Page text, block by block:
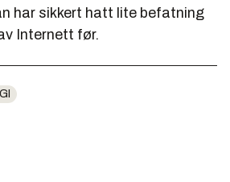
har sikkert hatt lite befatning
Internett før.